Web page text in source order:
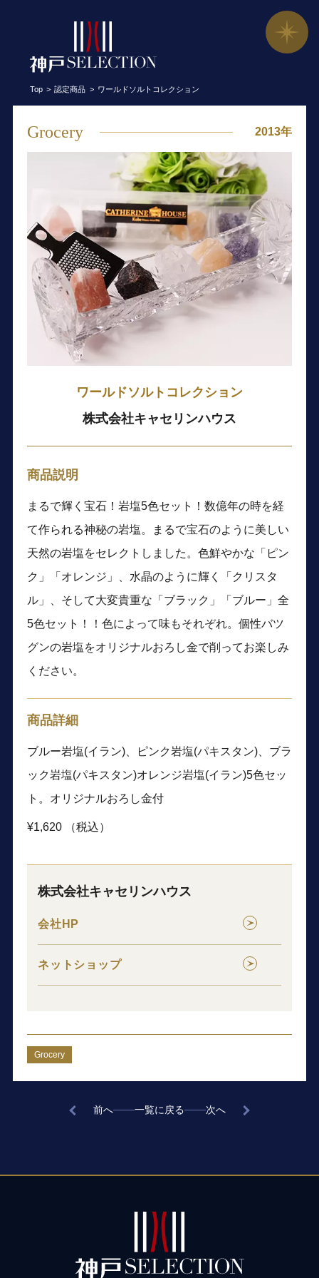
ワールドソルトコレクション／株式会
Top 認定商品 ワールドソルトコレクション
Grocery 2013年
ワールドソルトコレクション
株式会社キャセリンハウス
商品説明
まるで輝く宝石！岩塩5色セット！数億年の時を経
て作られる神秘の岩塩。まるで宝石のように美しい
天然の岩塩をセレクトしました。色鮮やかな「ピン
ク」「オレンジ」、水晶のように輝く「クリスタ
ル」、そして大変貴重な「ブラック」「ブルー」全
5色セット！！色によって味もそれぞれ。個性バツ
グンの岩塩をオリジナルおろし金で削ってお楽しみ
ください。
商品詳細
ブルー岩塩(イラン)、ピンク岩塩(パキスタン)、ブラ
ック岩塩(パキスタン)オレンジ岩塩(イラン)5色セッ
ト。オリジナルおろし金付
¥1,620 （税込）
株式会社キャセリンハウス
会社HP
ネットショップ
Grocery
前へ 一覧に戻る 次へ